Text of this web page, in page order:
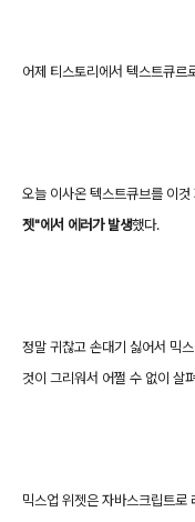
어제 티스토리에서 텍스트큐
오늘 이사온 텍스트큐브를 이것
젯"에서 에러가 발생했다.
정말 귀찮고 손대기 싫어서 믹
것이 그리워서 어쩔 수 없이 살
믹스업 위젯은 자바스크립트로